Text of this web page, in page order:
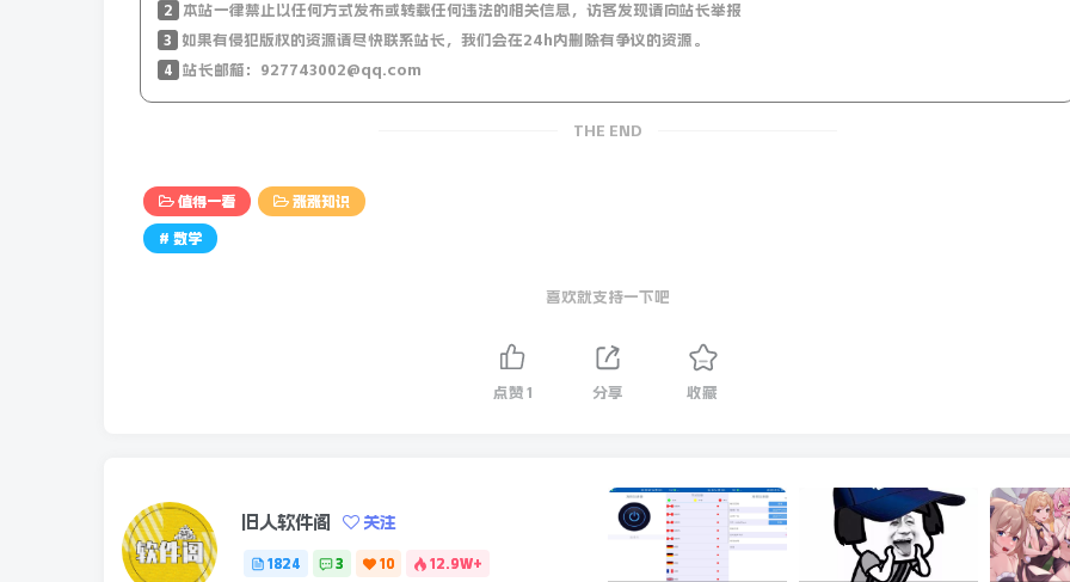
研究人员发现
脂肪细胞会记住自己曾经超重过
恢复到这种状态
研究证明
2
本站一律禁止以任何方式发布或转载任何违法的相关信息，访客发现请向站长举报
3
如果有侵犯版权的资源请尽快联系站长，我们会在24h内删除有争议的资源。
4 站长邮箱：927743002@qq.com
THE END
值得一看 涨涨知识
# 数学
喜欢就支持一下吧
点赞 1 分享 收藏
旧人软件阁 关注
1824 3 10
12.9W+